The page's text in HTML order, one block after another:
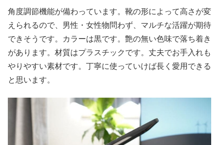
角度調節機能が備わっています。靴の形によって高さが変
えられるので、男性・女性物問わず、マルチな活躍が期待
できそうです。カラーは黒です。艶の無い色味で落ち着き
があります。材質はプラスチックです。丈夫でお手入れも
やりやすい素材です。丁寧に使っていけば長く愛用できる
と思います。